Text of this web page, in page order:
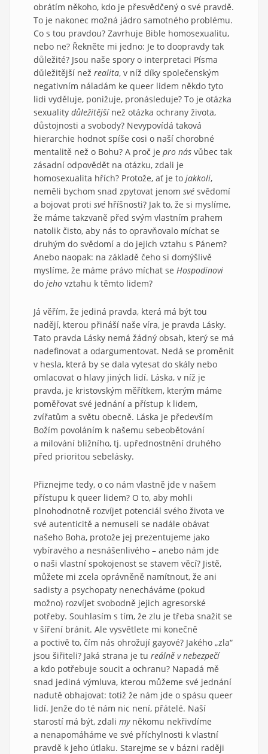
obrátím někoho, kdo je přesvědčený o své pravdě.
To je nakonec možná jádro samotného problému.
Co s tou pravdou? Zavrhuje Bible homosexualitu,
nebo ne? Řekněte mi jedno: Je to doopravdy tak
důležité? Jsou naše spory o interpretaci Písma
důležitější než realita, v níž díky společenským
negativním náladám ke queer lidem někdo tyto
lidi vyděluje, ponižuje, pronásleduje? To je otázka
sexuality důležitějšínež otázka ochrany života,
důstojnosti a svobody? Nevypovídá taková
hierarchie hodnot spíše cosi o naší chorobné
mentalitě než o Bohu? A proč je pro nás vůbec tak
zásadní odpovědět na otázku, zdali je
homosexualita hřích? Protože, ať je to jakkoli,
neměli bychom snad zpytovat jenom své svědomí
a bojovat proti své hříšnosti? Jak to, že si myslíme,
že máme takzvaně před svým vlastním prahem
natolik čisto, aby nás to opravňovalo míchat se
druhým do svědomí a do jejich vztahu s Pánem?
Anebo naopak: na základě čeho si domýšlivě
myslíme, že máme právo míchat se Hospodinovi
do jeho vztahu k těmto lidem?
Já věřím, že jediná pravda, která má být tou
nadějí, kterou přináší naše víra, je pravda Lásky.
Tato pravda Lásky nemá žádný obsah, který se má
nadefinovat a odargumentovat. Nedá se proměnit
v hesla, která by se dala vytesat do skály nebo
omlacovat o hlavy jiných lidí. Láska, v níž je
pravda, je kristovským měřítkem, kterým máme
poměřovat své jednání a přístup k lidem,
zvířatům a světu obecně. Láska je především
Božím povoláním k našemu sebeobětování
a milování bližního, tj. upřednostnění druhého
před prioritou sebelásky.
Přiznejme tedy, o co nám vlastně jde v našem
přístupu k queer lidem? O to, aby mohli
plnohodnotně rozvíjet potenciál svého života ve
své autenticitě a nemuseli se nadále obávat
našeho Boha, protože jej prezentujeme jako
vybíravého a nesnášenlivého – anebo nám jde
o naši vlastní spokojenost se stavem věcí? Jistě,
můžete mi zcela oprávněně namítnout, že ani
sadisty a psychopaty nenecháváme (pokud
možno) rozvíjet svobodně jejich agresorské
potřeby. Souhlasím s tím, že zlu je třeba snažit se
v šíření bránit. Ale vysvětlete mi konečně
a poctivě to, čím nás ohrožují gayové? Jakého „zla“
jsou šiřiteli? Jaká strana je tu reálně v nebezpečí
a kdo potřebuje soucit a ochranu? Napadá mě
snad jediná výmluva, kterou můžeme své jednání
nadutě obhajovat: totiž že nám jde o spásu queer
lidí. Jenže do té nám nic není, přátelé. Naší
starostí má být, zdali myněkomu nekřivdíme
a nenapomáháme ve své příchylnosti k vlastní
pravdě k jeho útlaku. Starejme se v bázni raději